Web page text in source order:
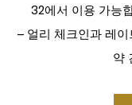
32에서 이용 가능
– 얼리 체크인과 레
약